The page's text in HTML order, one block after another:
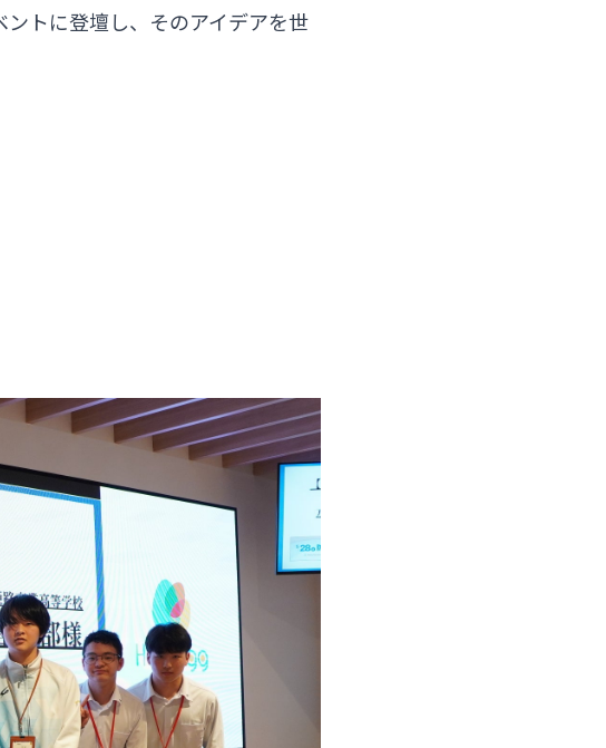
トに登壇し、そのアイデアを世